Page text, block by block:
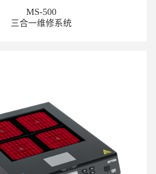
MS-500
三合一维修系统